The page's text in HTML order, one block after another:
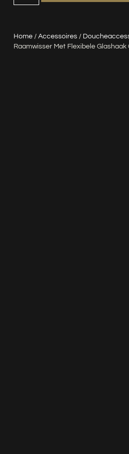
Home/ Accessoires/
Raamwisser Met Flexibele